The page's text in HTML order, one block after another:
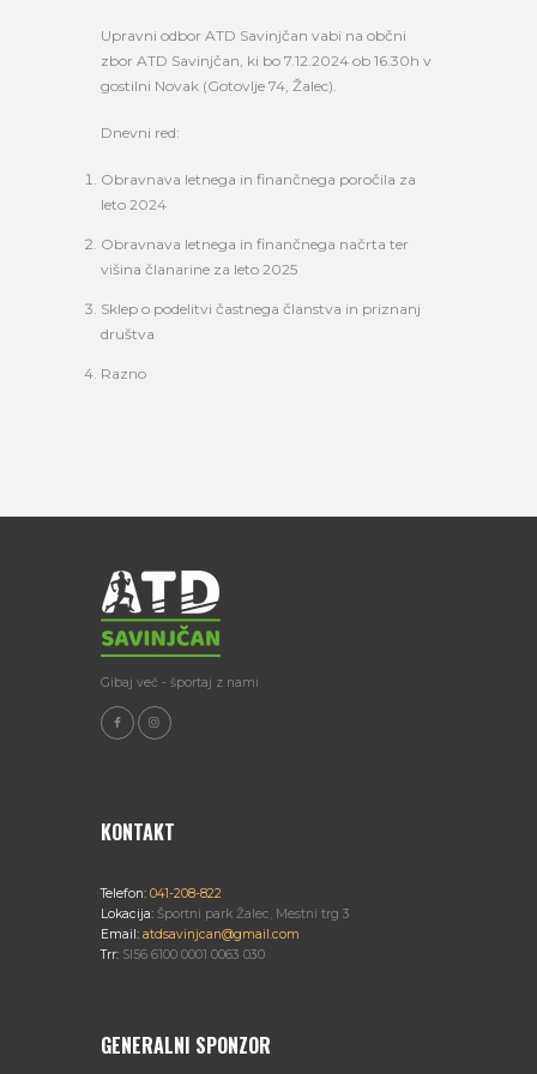
Upravni odbor ATD Savinjčan vabi na občni
zbor ATD Savinjčan, ki bo 7.12.2024 ob 16.30h v
gostilni Novak (Gotovlje 74, Žalec).
Dnevni red:
Obravnava letnega in finančnega poročila za
leto 2024
Obravnava letnega in finančnega načrta ter
višina članarine za leto 2025
Sklep o podelitvi častnega članstva in priznanj
društva
Razno
Gibaj več - športaj z nami
KONTAKT
Telefon: 041-208-822
Lokacija: Športni park Žalec, Mestni trg 3
Email: atdsavinjcan@gmail.com
Trr: SI56 6100 0001 0063 030
GENERALNI SPONZOR